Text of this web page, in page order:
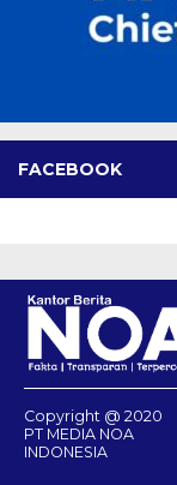
FACEBOOK
Copyright @ 2020
PT MEDIA NOA
INDONESIA